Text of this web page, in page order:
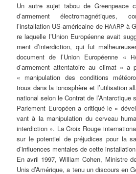
Un aut­re sujet tabou de Green­peace
d’armementélectroma­gnétiques,
l’installation US-amé­ri­cai­ne de HAARPà
re laquel­le l’Union Euro­pé­en­ne avait
ment d’interdiction, qui fut
docu­ment de l’Union Euro­péenne «
d’armement atten­ta­toire au cli­mat » a
« mani­pu­la­ti­on des con­di­ti­ons
trous dans la iono­sphè­re et l’utilisation
na­tio­nal selon le Cont­rat de l’Antarctique
Par­le­ment Euro­pé­en a cri­ti­qué le «
vant à la mani­pu­la­ti­on du cer­ve­au
inter­dic­tion ». La Croix Rouge
sur le potentiel de pré­ju­di­ces pour la
d’influences men­ta­les de cet­te
En avril 1997, Wil­liam Cohen, Minist­re
Unis d’Amérique, a tenu un dis­cours en